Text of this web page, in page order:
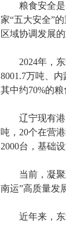
粮食安全是关
家“五大安全”
区域协调发展的
2024年，东
8001.7万吨、
其中约70%的
辽宁现有港口
吨，20个在营
2000台，基础
当前，凝聚政
南运”高质量发
近年来，东北